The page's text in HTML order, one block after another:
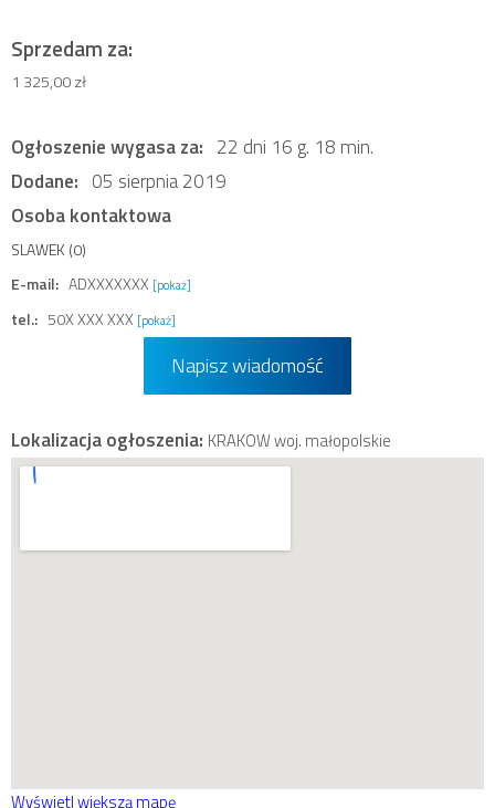
Sprzedam za:
1 325,00 zł
Ogłoszenie wygasa za: 22 dni 16 g. 18 min.
Dodane: 05 sierpnia 2019
Osoba kontaktowa
SLAWEK (0)
E-mail: ADXXXXXXX [pokaż]
tel.: 50X XXX XXX [pokaż]
Napisz wiadomość
Lokalizacja ogłoszenia: KRAKOW woj. małopolskie
Wyświetl większą mapę